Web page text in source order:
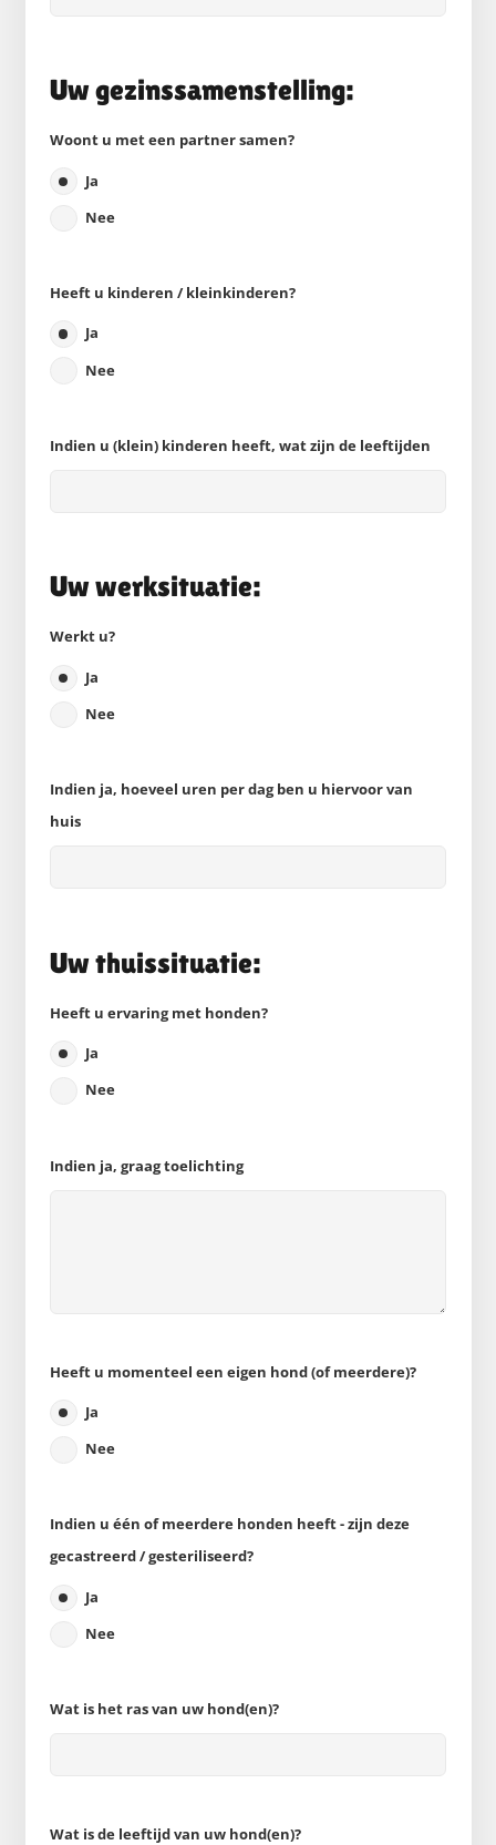
Uw gezinssamenstelling:
Woont u met een partner samen?
Ja
Nee
Heeft u kinderen / kleinkinderen?
Ja
Nee
Indien u (klein) kinderen heeft, wat zijn de leeftijden
Uw werksituatie:
Werkt u?
Ja
Nee
Indien ja, hoeveel uren per dag ben u hiervoor van
huis
Uw thuissituatie:
Heeft u ervaring met honden?
Ja
Nee
Indien ja, graag toelichting
Heeft u momenteel een eigen hond (of meerdere)?
Ja
Nee
Indien u één of meerdere honden heeft - zijn deze
gecastreerd / gesteriliseerd?
Ja
Nee
Wat is het ras van uw hond(en)?
Wat is de leeftijd van uw hond(en)?